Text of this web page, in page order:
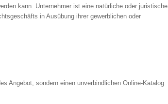
kann. Unternehmer ist eine natürliche oder juristische
in Ausübung ihrer gewerblichen oder
Angebot, sondern einen unverbindlichen Online-Katalog